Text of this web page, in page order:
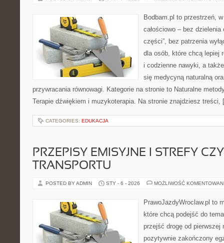
Bodbam.pl to przestrzeń,
całościowo – bez dzielenia
części”, bez patrzenia
dla osób, które chcą lepiej
i codzienne nawyki, a
się medycyną naturalną
przywracania równowagi. Kategorie na stronie to Naturalne
Terapie dźwiękiem i muzykoterapia. Na stronie znajdziesz
CATEGORIES: EDUKACJA
PRZEPISY EMISYJNE I STREFY
TRANSPORTU
POSTED BY ADMIN STY - 6 - 2026 MOŻLIWOŚĆ
PrawoJazdyWroclaw.pl to
które chcą podejść do
przejść drogę od pierwszej
pozytywnie zakończony